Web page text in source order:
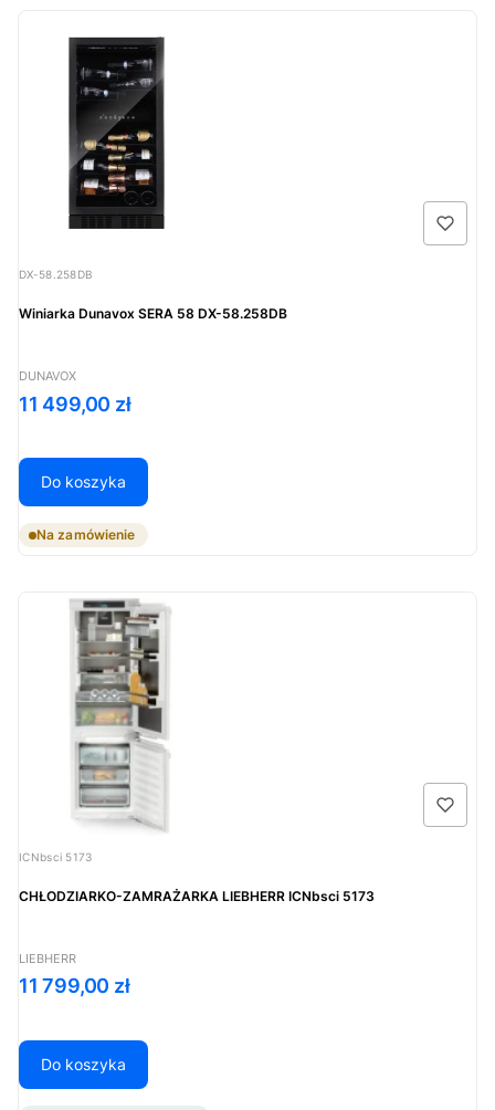
Kod produktu
DX-58.258DB
Winiarka Dunavox SERA 58 DX-58.258DB
PRODUCENT
DUNAVOX
Cena
11 499,00 zł
Do koszyka
Na zamówienie
Kod produktu
ICNbsci 5173
CHŁODZIARKO-ZAMRAŻARKA LIEBHERR ICNbsci 5173
PRODUCENT
LIEBHERR
Cena
11 799,00 zł
Do koszyka